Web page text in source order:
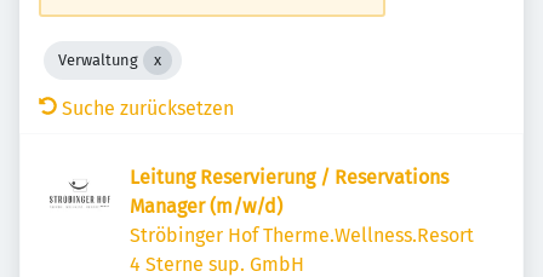
Verwaltung
Suche zurücksetzen
Leitung Reservierung / Reservations
Manager (m/w/d)
Ströbinger Hof Therme.Wellness.Resort
4 Sterne sup. GmbH